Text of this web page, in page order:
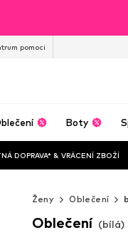
pomoci
Boty
DOPRAVA* & VRÁCENÍ ZBOŽÍ
Ženy Oblečení
Oblečení (bílá)